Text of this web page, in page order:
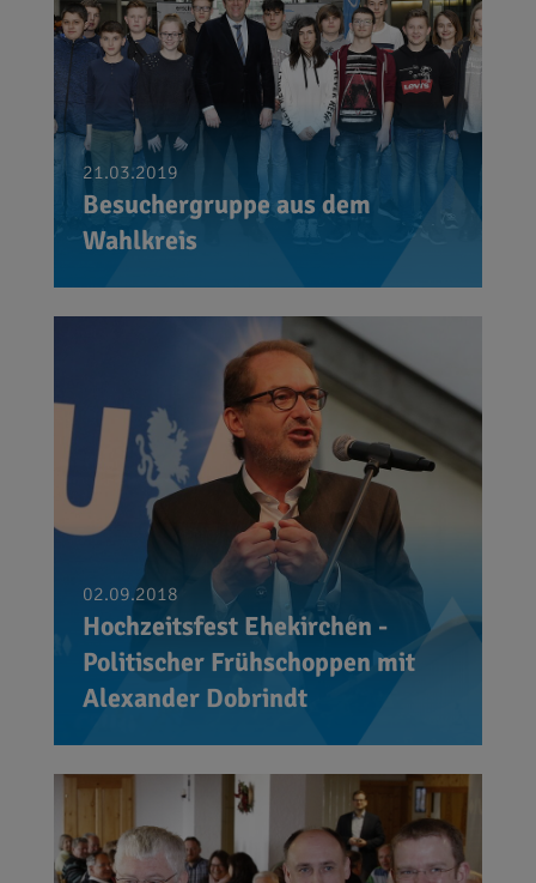
21.03.2019
Besuchergruppe aus dem
Wahlkreis
02.09.2018
Hochzeitsfest Ehekirchen -
Politischer Frühschoppen mit
Alexander Dobrindt